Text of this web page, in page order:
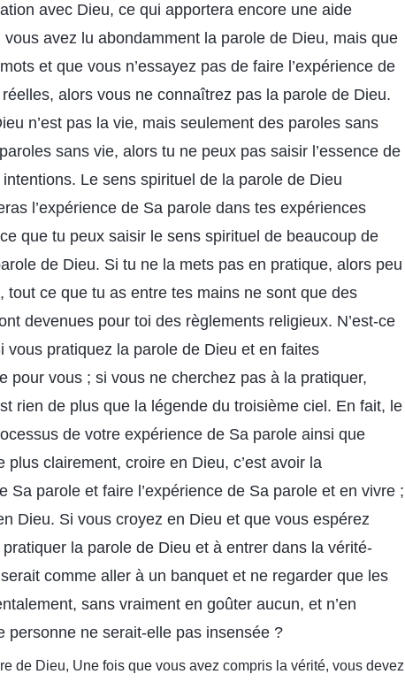
avec Dieu, ce qui apportera encore une aide
avez lu abondamment la parole de Dieu, mais que
et que vous n’essayez pas de faire l’expérience de
alors vous ne connaîtrez pas la parole de Dieu.
n’est pas la vie, mais seulement des paroles sans
sans vie, alors tu ne peux pas saisir l’essence de
Le sens spirituel de la parole de Dieu
l’expérience de Sa parole dans tes expériences
que tu peux saisir le sens spirituel de beaucoup de
de Dieu. Si tu ne la mets pas en pratique, alors peu
ce que tu as entre tes mains ne sont que des
devenues pour toi des règlements religieux. N’est-ce
pratiquez la parole de Dieu et en faites
pour vous ; si vous ne cherchez pas à la pratiquer,
rien de plus que la légende du troisième ciel. En fait, le
de votre expérience de Sa parole ainsi que
plus clairement, croire en Dieu, c’est avoir la
Sa parole et faire l’expérience de Sa parole et en vivre ;
Dieu. Si vous croyez en Dieu et que vous espérez
la parole de Dieu et à entrer dans la vérité-
comme aller à un banquet et ne regarder que les
sans vraiment en goûter aucun, et n’en
personne ne serait-elle pas insensée ?
de Dieu, Une fois que vous avez compris la vérité, vous devez